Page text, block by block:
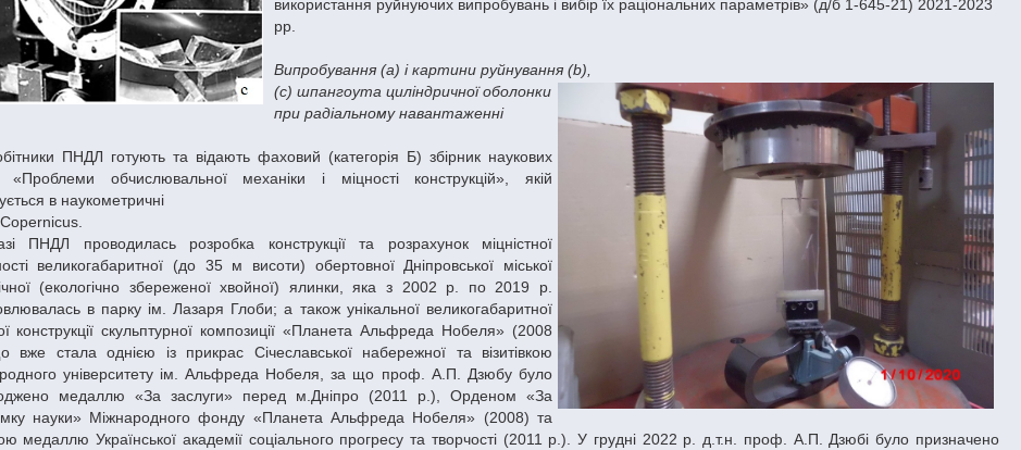
використання руйнуючих випробувань і вибір їх раціональних параметрів» (д/б 1-645-21) 2021-2023
рр.
Випробування (а) і картини руйнування (b),
(c) шпангоута циліндричної оболонки
при радіальному навантаженні
ПНДЛ готують та відають фаховий (категорія Б) збірник наукових
«Проблеми обчислювальної механіки і міцності конструкцій», якій
в наукометричні
Сopernicus.
ПНДЛ проводилась розробка конструкції та розрахунок міцністної
великогабаритної (до 35 м висоти) обертовної Дніпровської міської
(екологічно збереженої хвойної) ялинки, яка з 2002 р. по 2019 р.
в парку ім. Лазаря Глоби; а також унікальної великогабаритної
конструкції скульптурної композиції «Планета Альфреда Нобеля» (2008
вже стала однією із прикрас Січеславської набережної та візитівкою
університету ім. Альфреда Нобеля, за що проф. А.П. Дзюбу було
медаллю «За заслуги» перед м.Дніпро (2011 р.), Орденом «За
науки» Міжнародного фонду «Планета Альфреда Нобеля» (2008) та
медаллю Української академії соціального прогресу та творчості (2011 р.). У грудні 2022 р. д.т.н. проф. А.П. Дзюбі було призначено